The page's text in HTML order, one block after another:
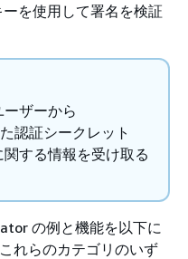
を使用して署名を検証
ザーから
認証シークレット
する情報を受け取る
の例と機能を以下に
れらのカテゴリのいず